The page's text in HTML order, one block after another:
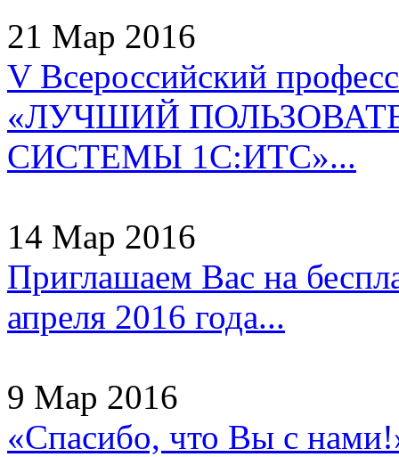
21 Мар 2016
V Всероссийский
«ЛУЧШИЙ
СИСТЕМЫ 1С:ИТС»...
14 Мар 2016
Приглашаем Вас на
апреля 2016 года...
9 Мар 2016
«Спасибо, что Вы с